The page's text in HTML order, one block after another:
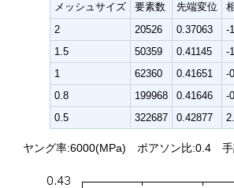
メッシュサイズ 要素数 先端変位
2
20526 0.37063
-
1.5
50359 0.41145
-
1
62360 0.41651
-
0.8
199968 0.41646
-
0.5
322687 0.42877
ヤング率:6000(MPa) ポアソン比:0.4 手